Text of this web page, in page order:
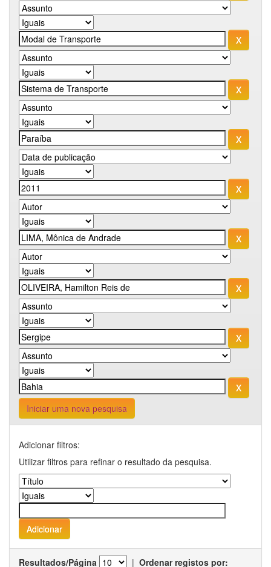
Iniciar uma nova pesquisa
Adicionar filtros:
Utilizar filtros para refinar o resultado da pesquisa.
Resultados/Página | Ordenar registos por: